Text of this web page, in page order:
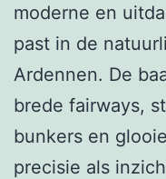
moderne en
past in de
Ardennen. De
brede fairways,
bunkers en
precisie als